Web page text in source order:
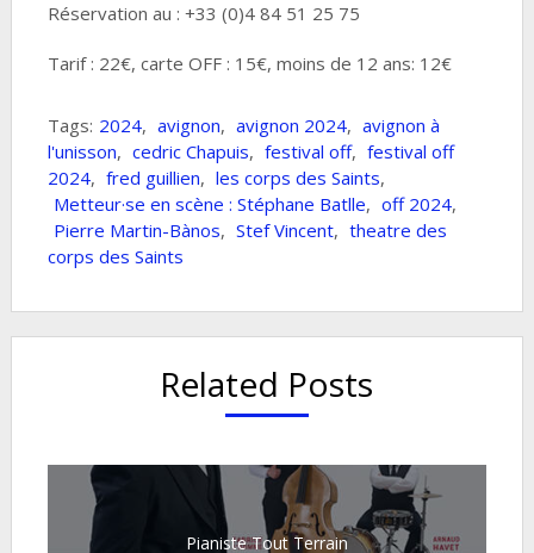
Réservation au : +33 (0)4 84 51 25 75
Tarif : 22€, carte OFF : 15€, moins de 12 ans: 12€
Tags: 2024, avignon, avignon 2024, avignon à
l'unisson, cedric Chapuis, festival off, festival off
2024, fred guillien, les corps des Saints,
Metteur·se en scène : Stéphane Batlle, off 2024,
Pierre Martin-Bànos, Stef Vincent, theatre des
corps des Saints
Related Posts
Pianiste Tout Terrain